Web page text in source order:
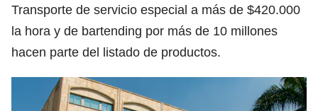
Transporte de servicio especial a más de $420.000
la hora y de bartending por más de 10 millones
hacen parte del listado de productos.